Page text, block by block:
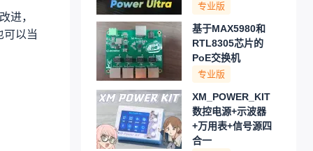
进，
可以当
专业版
基于MAX5980和
RTL8305芯片的
PoE交换机
专业版
XM_POWER_KIT
数控电源+示波器
+万用表+信号源四
合一